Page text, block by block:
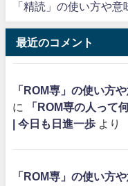
「精読」の使い方や
最近のコメント
「ROM専」の使い方
に
「ROM専の人って
| 今日も日進一歩 より
「ROM専」の使い方